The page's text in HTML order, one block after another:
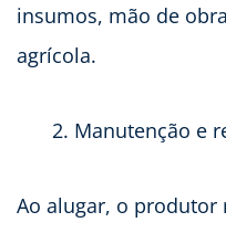
insumos, mão de
agrícola.
Manutenção e
Ao alugar, o produtor